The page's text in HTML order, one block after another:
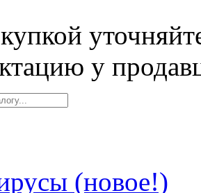
у
(новое!)